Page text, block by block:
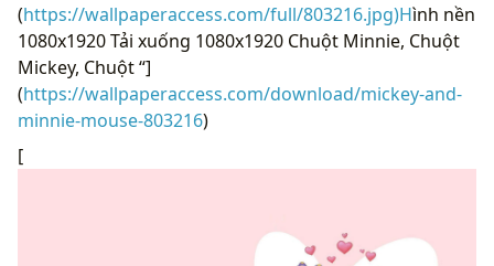
(https://wallpaperaccess.com/full/803216.jpg)Hình nền
1080x1920 Tải xuống 1080x1920 Chuột Minnie, Chuột
Mickey, Chuột “]
(https://wallpaperaccess.com/download/mickey-and-
minnie-mouse-803216)
[